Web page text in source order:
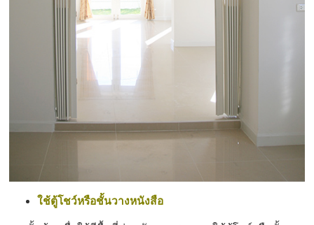
ใช้ตู้โชว์หรือชั้นวางหนังสือ